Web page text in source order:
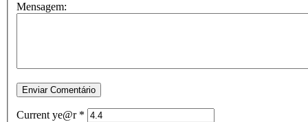
Mensagem:
Current ye@r *